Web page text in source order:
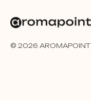
© 2026 AROMAPOINT